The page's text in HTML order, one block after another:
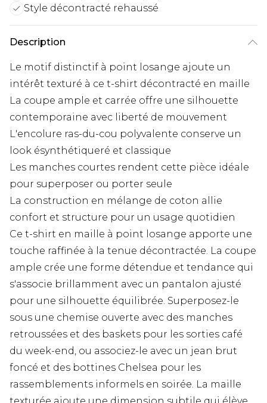
Style décontracté rehaussé
Description
Le motif distinctif à point losange ajoute un
intérêt texturé à ce t-shirt décontracté en maille
La coupe ample et carrée offre une silhouette
contemporaine avec liberté de mouvement
L'encolure ras-du-cou polyvalente conserve un
look ésynthétiqueré et classique
Les manches courtes rendent cette pièce idéale
pour superposer ou porter seule
La construction en mélange de coton allie
confort et structure pour un usage quotidien
Ce t-shirt en maille à point losange apporte une
touche raffinée à la tenue décontractée. La coupe
ample crée une forme détendue et tendance qui
s'associe brillamment avec un pantalon ajusté
pour une silhouette équilibrée. Superposez-le
sous une chemise ouverte avec des manches
retroussées et des baskets pour les sorties café
du week-end, ou associez-le avec un jean brut
foncé et des bottines Chelsea pour les
rassemblements informels en soirée. La maille